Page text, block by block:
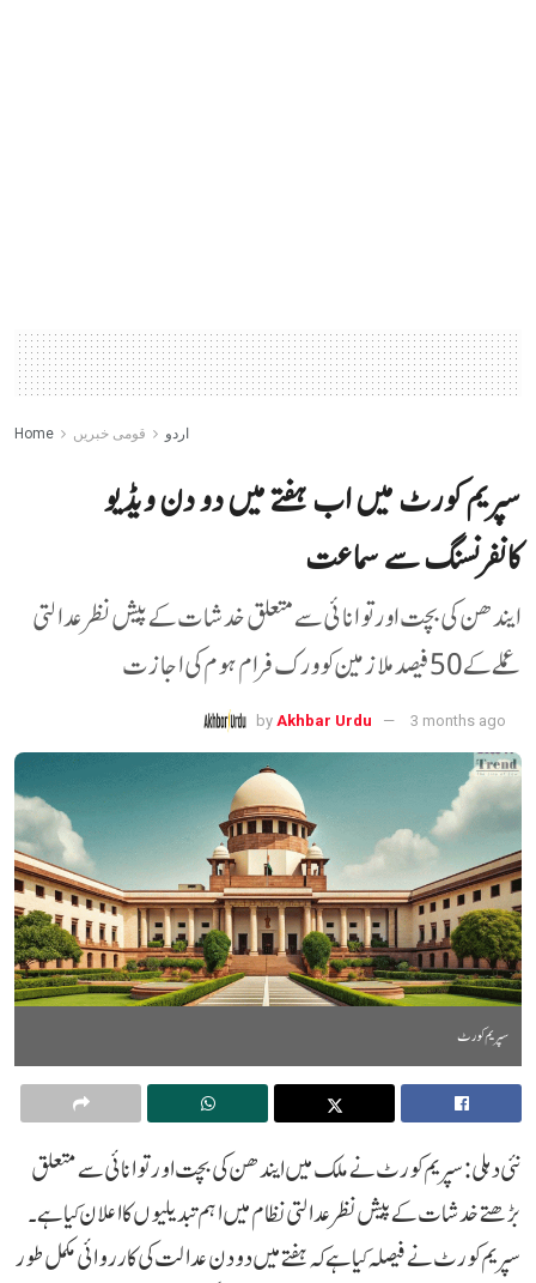
Home اردو قومی خبریں
سپریم کورٹ میں اب ہفتے میں دو دن ویڈیو
کانفرنسنگ سے سماعت
ایندھن کی بچت اور توانائی سے متعلق خدشات کے پیش نظر عدالتی
عملے کے 50 فیصد ملازمین کو ورک فرام ہوم کی اجازت
by Akhbar Urdu 3 months ago
سپریم کورٹ
نئی دہلی: سپریم کورٹ نے ملک میں ایندھن کی بچت اور توانائی سے متعلق
بڑھتے خدشات کے پیش نظر عدالتی نظام میں اہم تبدیلیوں کا اعلان کیا ہے۔
سپریم کورٹ نے فیصلہ کیا ہے کہ ہفتے میں دو دن عدالت کی کارروائی مکمل طور